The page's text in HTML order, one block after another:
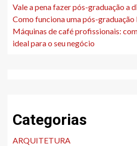
Vale a pena fazer pós-graduação a
Como funciona uma pós-
Máquinas de café profissionais:
ideal para o seu negócio
Categorias
ARQUITETURA